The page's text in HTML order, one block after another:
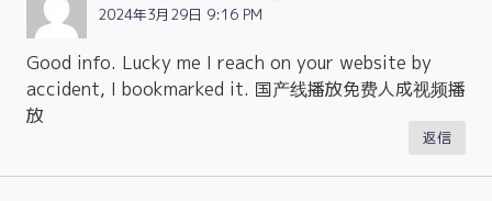
2024年3月29日 9:16 PM
Good info. Lucky me I reach on your website by
accident, I bookmarked it. 国产线播放免费人成视频播
放
返信